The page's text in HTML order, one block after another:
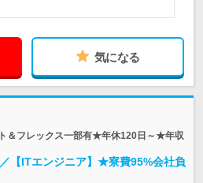
気になる
＆フレックス一部有★年休120日～★年収
【ITエンジニア】★寮費95%会社負